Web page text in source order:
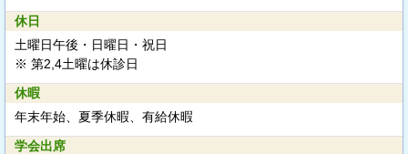
休日
土曜日午後・日曜日・祝日
※ 第2,4土曜は休診日
休暇
年末年始、夏季休暇、有給休暇
学会出席